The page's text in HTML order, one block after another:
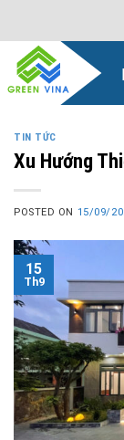
content
TIN TỨC
Xu Hướng
POSTED ON 15/09/
15
Th9